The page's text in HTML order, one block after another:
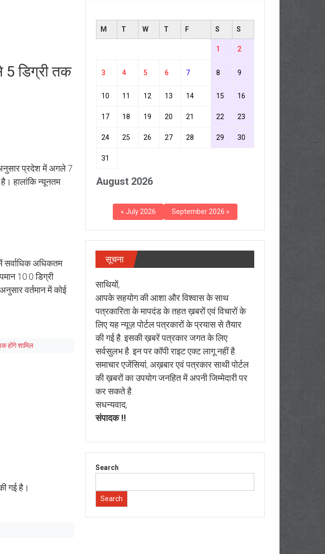
5 डिग्री तक
प्रदेश में अगले 7
हालांकि न्यूनतम
सर्वाधिक अधिकतम
10.0 डिग्री
वर्तमान में कोई
होंगे शामिल
गई है।
August 2026
M T W T F S S
1 2
3 4 5 6 7 8 9
10 11 12 13 14 15 16
17 18 19 20 21 22 23
24 25 26 27 28 29 30
31
« July 2026 September 2026 »
सूचना
साथियों,
आपके सहयोग की आशा और विश्वास के साथ
पत्रकारिता के मापदंड के तहत ख़बरों एवं विचारों के
लिए यह न्यूज़ पोर्टल पत्रकारों के प्रयास से तैयार
की गई है. इसकी ख़बरें पत्रकार जगत के लिए
सर्वसुलभ है. इन पर कॉपी राइट एक्ट लागू नहीं है.
समाचार एजेंसियां, अख़बार एवं पत्रकार साथी पोर्टल
की ख़बरों का उपयोग जनहित में अपनी जिम्मेदारी पर
कर सकते है.
सधन्यवाद,
संपादक !!
Search
Search